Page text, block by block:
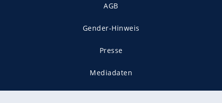
AGB
Gender-Hinweis
Presse
Mediadaten